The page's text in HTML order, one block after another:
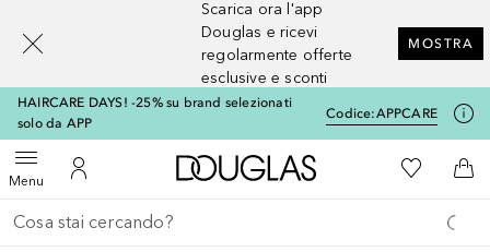
Scarica ora l'app
Douglas e ricevi
regolarmente offerte
esclusive e sconti
MOSTRA
HAIRCARE DAYS! -25% su brand selezionati
solo da APP
Codice:APPCARE
MenuApri menuAl Mio Account
A Douglas HomeAlla Mia
Al
Torna indietro
Esegui ricerca
[navigation.slideout.screenreader]